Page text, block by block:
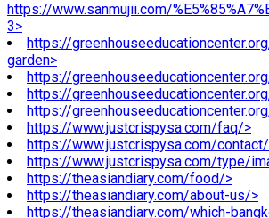
https://www.sanmujii.com/
3>
https://
garden>
https://
https://
https://
https://www.justcrispysa.com/faq/>
https://www.justcrispysa.com/
https://www.justcrispysa.com/type/
https://theasiandiary.com/food/>
https://theasiandiary.com/about-us/>
https://theasiandiary.com/which-